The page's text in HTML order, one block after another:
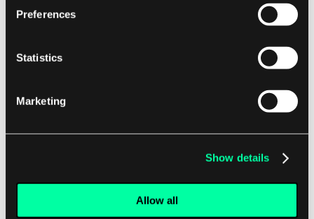
Preferences
Statistics
Marketing
Show details
Allow all
der atomaren Operationen demonstriert.
In Python bieten die Module threading und
multiprocessing Unterstützung für atomare
Operationen mit den Klassen Lock und Value. Die
Lock-Klasse kann verwendet werden, um den
Variablen zu erstellen, die atomar zugegriffen
werden können. Hier ist ein Beispiel für die